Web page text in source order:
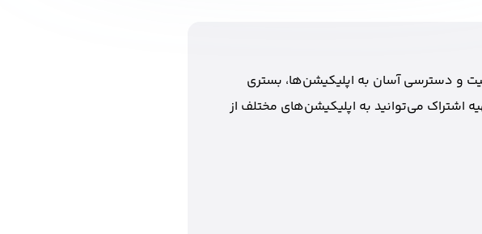
و دسترسی آسان به اپلیکیشن‌ها، بستری
اشتراک می‌توانید به اپلیکیشن‌های مختلف از